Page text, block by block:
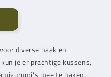
diverse haak en
je er prachtige kussens,
mee te haken.